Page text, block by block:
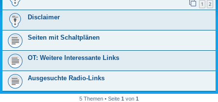
1 2
Disclaimer
Seiten mit Schaltplänen
OT: Weitere Interessante Links
Ausgesuchte Radio-Links
5 Themen • Seite 1 von 1